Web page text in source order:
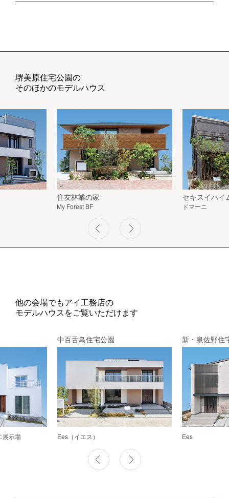
堺美原住宅公園の
そのほかのモデルハウス
住友林業の家
My Forest BF
セキスイハイ
ドマーニ
他の会場でもアイ工務店の
モデルハウスをご覧いただけます
示場
中百舌鳥住宅公園
Ees（イエス）
新・泉佐野住
Ees